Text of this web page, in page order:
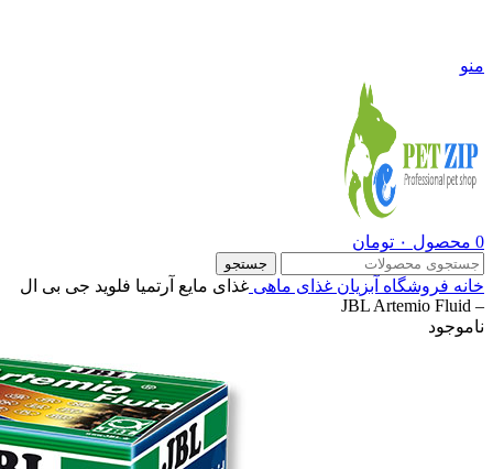
منو
0 محصول ۰ تومان
جستجو
خانه فروشگاه آبزیان غذای ماهی غذای مایع آرتمیا فلوید جی بی ال
– JBL Artemio Fluid
ناموجود